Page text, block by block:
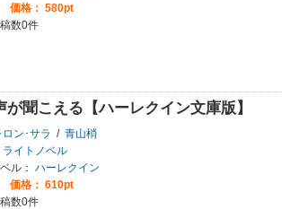
価格： 580pt
数0件
が聞こえる【ハーレクイン文庫版】
ロン･サラ / 青山梢
ライトノベル
ル： ハーレクイン
価格： 610pt
数0件